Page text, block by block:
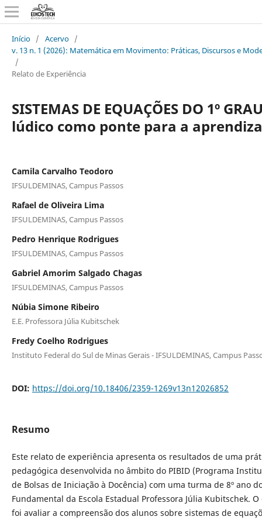
Início / Acervo /
v. 13 n. 1 (2026): Matemática em Movimento: Práticas, Discursos e
/
Relato de Experiência
SISTEMAS DE EQUAÇÕES DO 1º
lúdico como ponte para a
Camila Carvalho Teodoro
IFSULDEMINAS, Campus Passos
Rafael de Oliveira Lima
IFSULDEMINAS, Campus Passos
Pedro Henrique Rodrigues
IFSULDEMINAS, Campus Passos
Gabriel Amorim Salgado Chagas
IFSULDEMINAS, Campus Passos
Núbia Simone Ribeiro
E.E. Professora Júlia Kubitschek
Fredy Coelho Rodrigues
Instituto Federal do Sul de Minas Gerais - IFSULDEMINAS, Campus
DOI: https://doi.org/10.18406/2359-1269v13n12026852
Resumo
Este relato de experiência apresenta os resultados de uma
pedagógica desenvolvida no âmbito do PIBID (Programa
de Bolsas de Iniciação à Docência) com uma turma de 8º ano
Fundamental da Escola Estadual Professora Júlia Kubitschek.
foi avaliar a compreensão dos alunos sobre sistemas de